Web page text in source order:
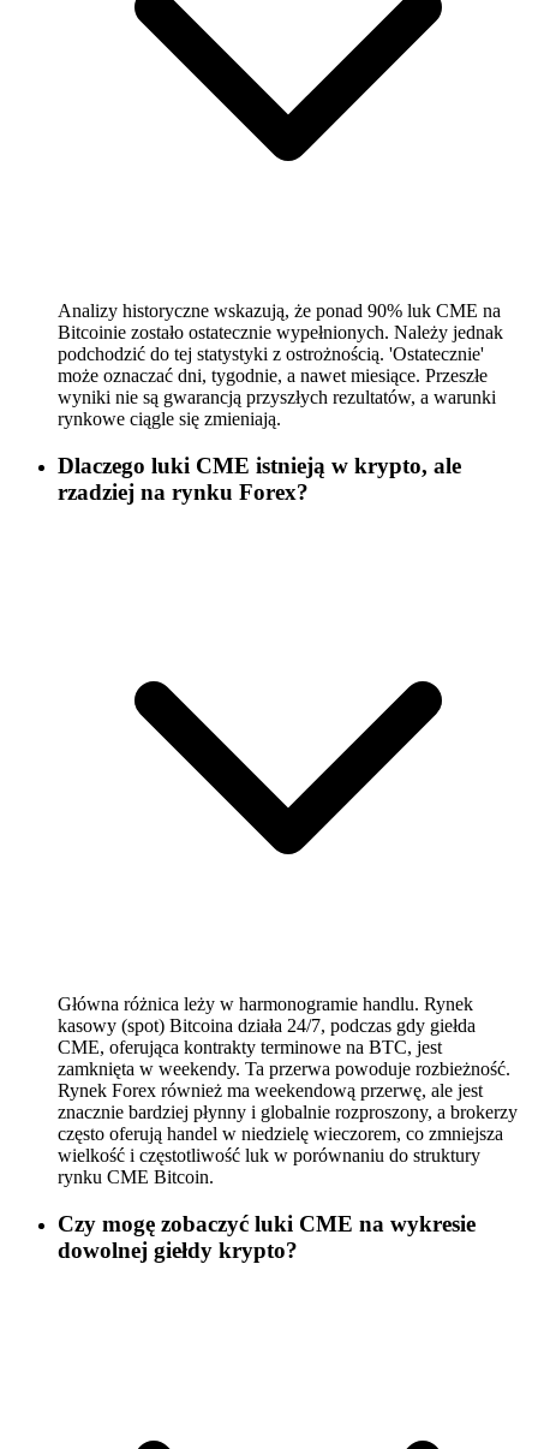
Analizy historyczne wskazują, że ponad 90% luk CME na
Bitcoinie zostało ostatecznie wypełnionych. Należy jednak
podchodzić do tej statystyki z ostrożnością. 'Ostatecznie'
może oznaczać dni, tygodnie, a nawet miesiące. Przeszłe
wyniki nie są gwarancją przyszłych rezultatów, a warunki
rynkowe ciągle się zmieniają.
Dlaczego luki CME istnieją w krypto, ale
rzadziej na rynku Forex?
Główna różnica leży w harmonogramie handlu. Rynek
kasowy (spot) Bitcoina działa 24/7, podczas gdy giełda
CME, oferująca kontrakty terminowe na BTC, jest
zamknięta w weekendy. Ta przerwa powoduje rozbieżność.
Rynek Forex również ma weekendową przerwę, ale jest
znacznie bardziej płynny i globalnie rozproszony, a brokerzy
często oferują handel w niedzielę wieczorem, co zmniejsza
wielkość i częstotliwość luk w porównaniu do struktury
rynku CME Bitcoin.
Czy mogę zobaczyć luki CME na wykresie
dowolnej giełdy krypto?